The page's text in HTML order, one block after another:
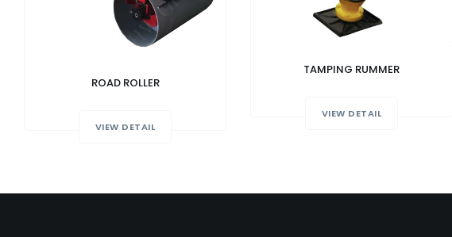
ROAD ROLLER
VIEW DETAIL
TAMPING RUMMER
VIEW DETAIL